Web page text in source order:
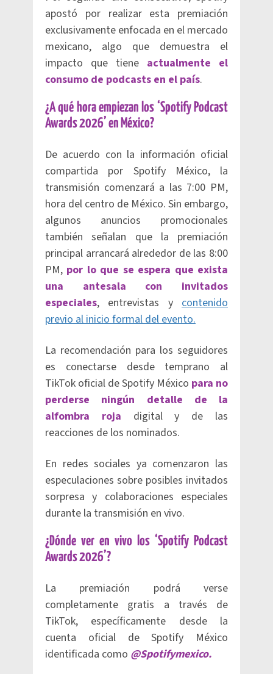
apostó por realizar esta premiación
exclusivamente enfocada en el mercado
mexicano, algo que demuestra el
impacto que tiene actualmente el
consumo de podcasts en el país.
¿A qué hora empiezan los ‘Spotify Podcast
Awards 2026’ en México?
De acuerdo con la información oficial
compartida por Spotify México, la
transmisión comenzará a las 7:00 PM,
hora del centro de México. Sin embargo,
algunos anuncios promocionales
también señalan que la premiación
principal arrancará alrededor de las 8:00
PM, por lo que se espera que exista
una antesala con invitados
especiales, entrevistas y contenido
previo al inicio formal del evento.
La recomendación para los seguidores
es conectarse desde temprano al
TikTok oficial de Spotify México para no
perderse ningún detalle de la
alfombra roja digital y de las
reacciones de los nominados.
En redes sociales ya comenzaron las
especulaciones sobre posibles invitados
sorpresa y colaboraciones especiales
durante la transmisión en vivo.
¿Dónde ver en vivo los ‘Spotify Podcast
Awards 2026’?
La premiación podrá verse
completamente gratis a través de
TikTok, específicamente desde la
cuenta oficial de Spotify México
identificada como @Spotifymexico.